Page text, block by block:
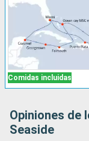
Comidas incluidas
Opiniones de
Seaside